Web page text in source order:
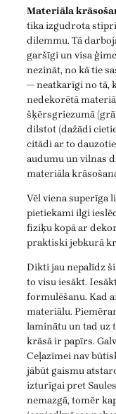
Materiāla
tika izgudrota
dilemmu. Tā
garšīgi un visa
nezināt, no kā tie
— neatkarīgi no tā,
nedekorētā
šķērsgriezumā
dilstot (dažādi
citādi ar to
audumu un vilnas
materiāla
Vēl viena superīga
pietiekami ilgi
fiziķu kopā ar
praktiski jebkurā
Dikti jau nepalīdz
to visu iesākt.
formulēšanu. Kad
materiālu.
laminātu un tad uz
krāsā ir papīrs.
Ceļazīmei nav
jābūt gaismu
izturīgai pret
nemazgā, tomēr